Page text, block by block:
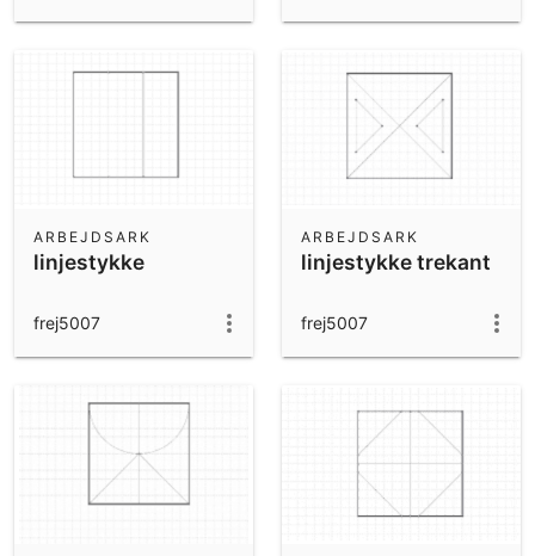
linjestykke
ARBEJDSARK
frej5007
linjestykke trekant
ARBEJDSARK
frej5007